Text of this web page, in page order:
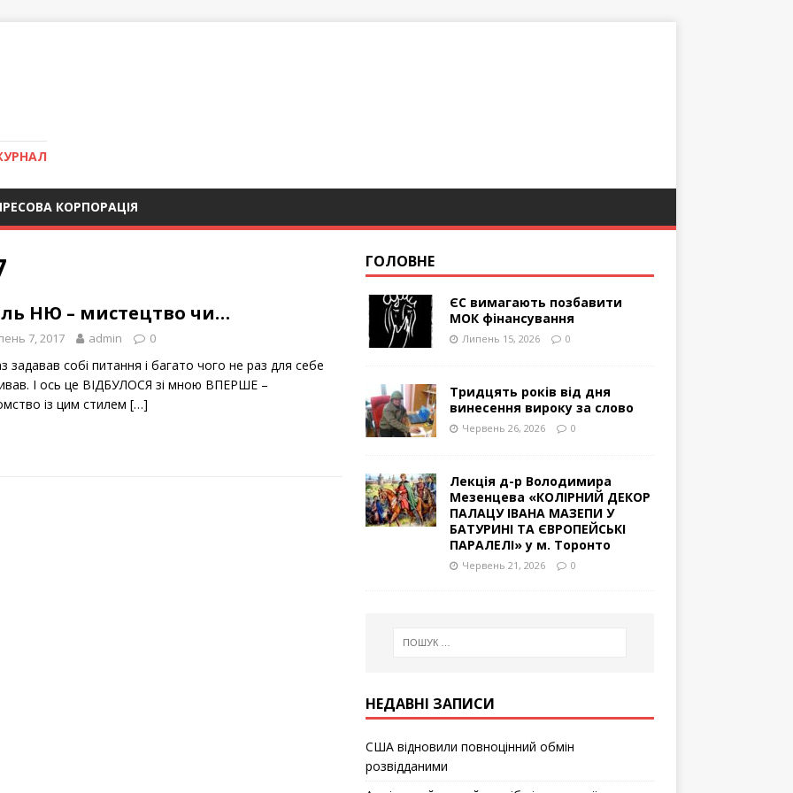
КОРПОРАЦІЯ
НЮ – мистецтво чи…
7, 2017 admin 0
задавав собі питання і багато чого не раз для себе
І ось це ВІДБУЛОСЯ зі мною ВПЕРШЕ –
із цим стилем […]
ГОЛОВНЕ
ЄС вимагають позбавити
МОК фінансування
Липень 15, 2026 0
Тридцять років від дня
винесення вироку за слово
Червень 26, 2026 0
Лекція д-р Володимира
Мезенцева «КОЛІРНИЙ ДЕКОР
ПАЛАЦУ ІВАНА МАЗЕПИ У
БАТУРИНІ ТА ЄВРОПЕЙСЬКІ
ПАРАЛЕЛІ» у м. Торонто
Червень 21, 2026 0
НЕДАВНІ ЗАПИСИ
США відновили повноцінний обмін
розвідданими